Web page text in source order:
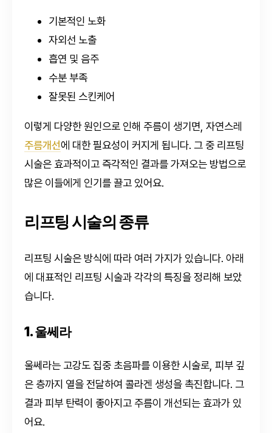
기본적인 노화
자외선 노출
흡연 및 음주
수분 부족
잘못된 스킨케어
이렇게 다양한 원인으로 인해 주름이 생기면, 자연스레
주름개선에 대한 필요성이 커지게 됩니다. 그 중 리프팅
시술은 효과적이고 즉각적인 결과를 가져오는 방법으로
많은 이들에게 인기를 끌고 있어요.
리프팅 시술의 종류
리프팅 시술은 방식에 따라 여러 가지가 있습니다. 아래
에 대표적인 리프팅 시술과 각각의 특징을 정리해 보았
습니다.
1. 울쎄라
울쎄라는 고강도 집중 초음파를 이용한 시술로, 피부 깊
은 층까지 열을 전달하여 콜라겐 생성을 촉진합니다. 그
결과 피부 탄력이 좋아지고 주름이 개선되는 효과가 있
어요.